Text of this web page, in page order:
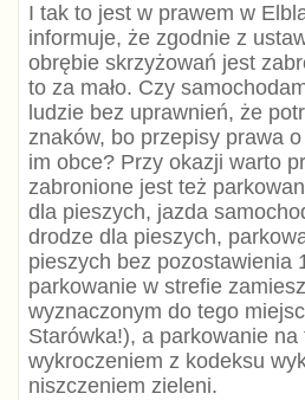
I tak to jest w prawem w
informuje, że zgodnie z
obrębie skrzyżowań jest
to za mało. Czy
ludzie bez uprawnień, że
znaków, bo przepisy prawa
im obce? Przy okazji warto
zabronione jest też
dla pieszych, jazda
drodze dla pieszych,
pieszych bez pozostawienia
parkowanie w strefie
wyznaczonym do tego
Starówka!), a parkowanie na
wykroczeniem z kodeksu
niszczeniem zieleni.